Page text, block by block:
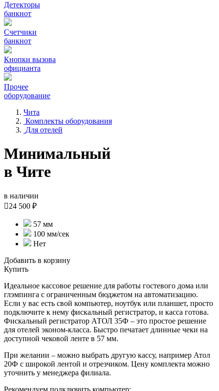
Детекторы
банкнот
Счетчики
банкнот
Кнопки вызова
официанта
Прочее
оборудование
Чита
Комплекты оборудования
Для отелей
Минимальный
в Чите
в наличии
24 500 ₽
57 мм
100 мм/сек
Нет
Добавить в корзину
Купить
Идеальное кассовое решение для работы гостевого дома или
глэмпинга с ограниченным бюджетом на автоматизацию.
Если у вас есть свой компьютер, ноутбук или планшет, просто
подключите к нему фискальный регистратор, и касса готова.
Фискальный регистратор АТОЛ 35Ф – это простое решение
для отелей эконом-класса. Быстро печатает длинные чеки на
доступной чековой ленте в 57 мм.
При желании – можно выбрать другую кассу, например Атол
20Ф с широкой лентой и отрезчиком. Цену комплекта можно
уточнить у менеджера филиала.
Рекомендуем подключить компьютер: